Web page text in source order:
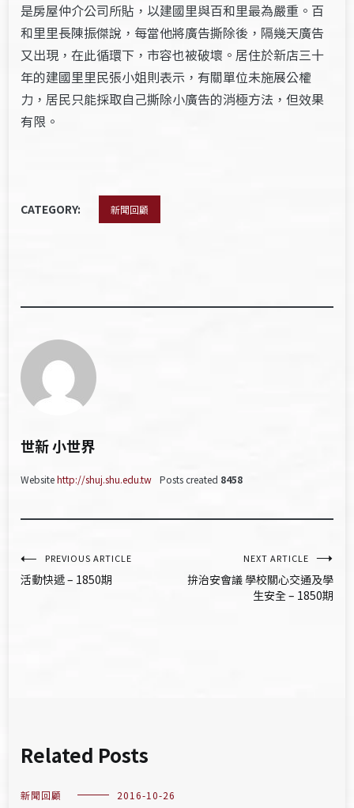
是房屋仲介公司所貼，以建國里與百和里最為嚴重。百
和里里長陳振傑說，每當他將廣告撕除後，隔幾天廣告
又出現，在此循環下，市容也被破壞。居住於新店三十
年的建國里里民張小姐則表示，有關單位未施展公權
力，居民只能採取自己撕除小廣告的消極方法，但效果
有限。
CATEGORY: 新聞回顧
世新 小世界
Websitehttp://shuj.shu.edu.tw Posts created 8458
文
章
PREVIOUS ARTICLE
活動快遞 – 1850期
NEXT ARTICLE
拚治安會議 學校關心交通及學
生安全 – 1850期
Related Posts
新聞回顧 2016-10-26